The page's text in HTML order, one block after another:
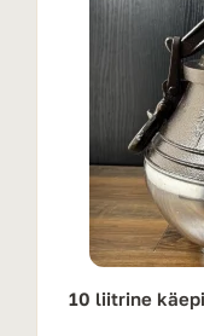
10 liitrine